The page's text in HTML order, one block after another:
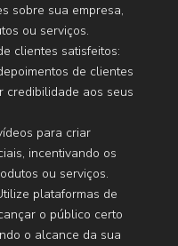
sobre sua empresa,
ou serviços.
clientes satisfeitos:
de clientes
credibilidade aos seus
para criar
incentivando os
ou serviços.
plataformas de
o público certo
o alcance da sua